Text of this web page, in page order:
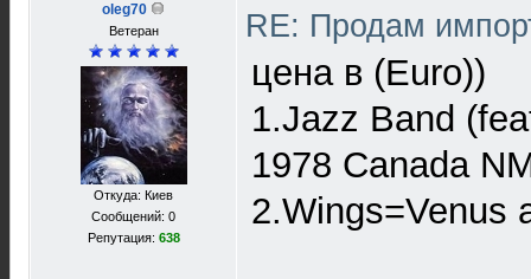
oleg70
Ветеран
Откуда: Киев
Сообщений: 0
Репутация: 638
RE: Продам
цена в (Euro))
1.Jazz Band
1978 Canada
2.Wings=Venus